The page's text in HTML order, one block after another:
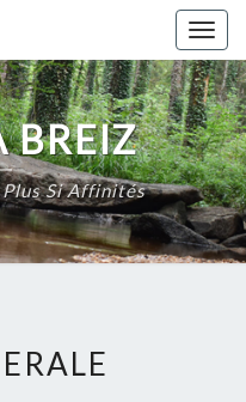
BREIZ
Si Affinités